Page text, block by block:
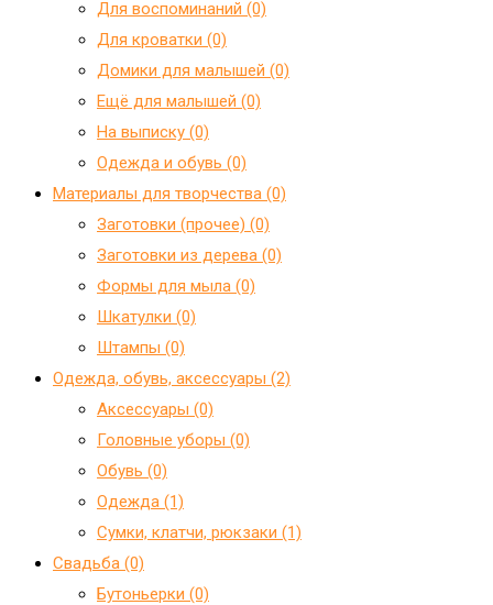
Для воспоминаний (0)
Для кроватки (0)
Домики для малышей (0)
Ещё для малышей (0)
На выписку (0)
Одежда и обувь (0)
Материалы для творчества (0)
Заготовки (прочее) (0)
Заготовки из дерева (0)
Формы для мыла (0)
Шкатулки (0)
Штампы (0)
Одежда, обувь, аксессуары (2)
Аксессуары (0)
Головные уборы (0)
Обувь (0)
Одежда (1)
Сумки, клатчи, рюкзаки (1)
Свадьба (0)
Бутоньерки (0)